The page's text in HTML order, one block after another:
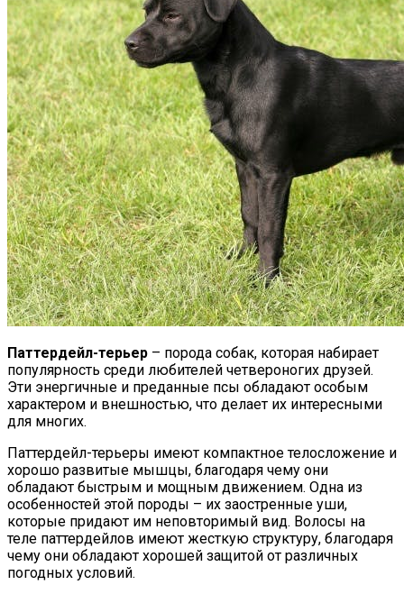
Паттердейл-терьер – порода собак, которая набирает
популярность среди любителей четвероногих друзей.
Эти энергичные и преданные псы обладают особым
характером и внешностью, что делает их интересными
для многих.
Паттердейл-терьеры имеют компактное телосложение и
хорошо развитые мышцы, благодаря чему они
обладают быстрым и мощным движением. Одна из
особенностей этой породы – их заостренные уши,
которые придают им неповторимый вид. Волосы на
теле паттердейлов имеют жесткую структуру, благодаря
чему они обладают хорошей защитой от различных
погодных условий.